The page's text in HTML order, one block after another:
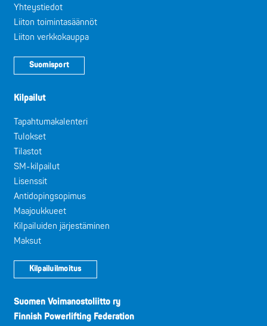
Yhteystiedot
Liiton toimintasäännöt
Liiton verkkokauppa
Suomisport
Kilpailut
Tapahtumakalenteri
Tulokset
Tilastot
SM-kilpailut
Lisenssit
Antidopingsopimus
Maajoukkueet
Kilpailuiden järjestäminen
Maksut
Kilpailuilmoitus
Suomen Voimanostoliitto ry
Finnish Powerlifting Federation